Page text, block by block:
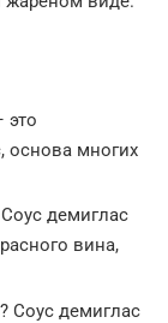
это
основа многих
демиглас
вина,
Соус демиглас